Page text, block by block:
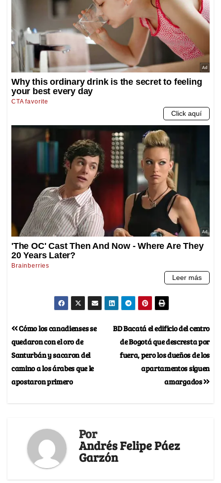
BD Bacatá el edificio del centro
de Bogotá que descresta por
fuera, pero los dueños de los
apartamentos siguen
amargados
Cómo los canadienses se
quedaron con el oro de
Santurbán y sacaron del
camino a los árabes que le
apostaron primero
Por
Andrés Felipe Páez
Garzón